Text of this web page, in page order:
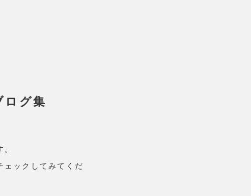
ログ集
ェックしてみてくだ